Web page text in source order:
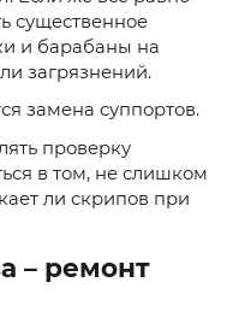
существенное
и барабаны на
загрязнений.
замена суппортов.
проверку
в том, не слишком
ли скрипов при
– ремонт